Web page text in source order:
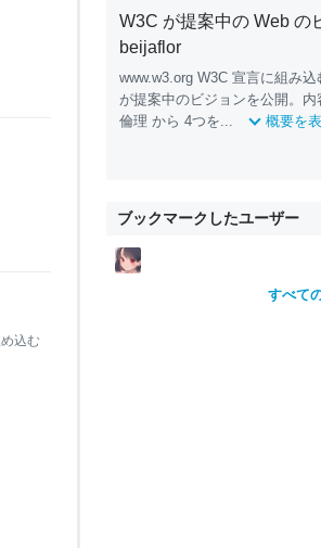
込む
W3C が提案中の Web の
beijaflor
www.w3.org W3C 宣言に組み
が提案中のビジョンを公開。
倫理 から 4つを...
概要を
ブックマークしたユーザー
すべて